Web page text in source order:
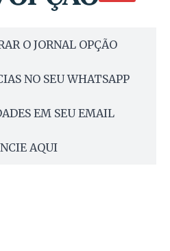
O JORNAL OPÇÃO
NO SEU WHATSAPP
EM SEU EMAIL
AQUI